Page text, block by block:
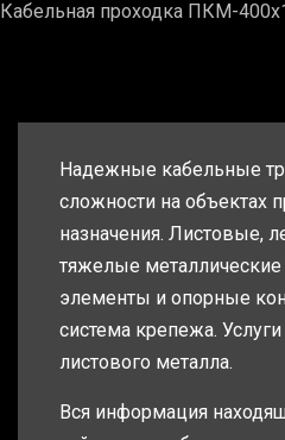
Кабельная проходка ПКМ-
Надежные кабельные
сложности на объектах
назначения. Листовые,
тяжелые
элементы и опорные
система крепежа.
листового металла.
Вся информация